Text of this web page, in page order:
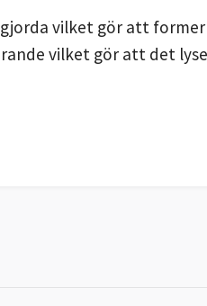
vilket gör att
vilket gör att det